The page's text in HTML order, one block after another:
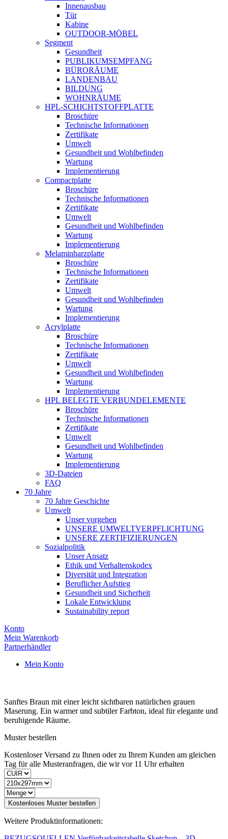
Innenausbau
Tür
Kabine
OUTDOOR-MÖBEL
Segment
Gesundheit
PUBLIKUMSEMPFANG
BÜRORÄUME
LANDENBAU
BILDUNG
WOHNRÄUME
HPL-SCHICHTSTOFFPLATTE
Broschüre
Technische Informationen
Zertifikate
Umwelt
Gesundheit und Wohlbefinden
Wartung
Implementierung
Compactplatte
Broschüre
Technische Informationen
Zertifikate
Umwelt
Gesundheit und Wohlbefinden
Wartung
Implementierung
Melaminharzplatte
Broschüre
Technische Informationen
Zertifikate
Umwelt
Gesundheit und Wohlbefinden
Wartung
Implementierung
Acrylplatte
Broschüre
Technische Informationen
Zertifikate
Umwelt
Gesundheit und Wohlbefinden
Wartung
Implementierung
HPL BELEGTE VERBUNDELEMENTE
Broschüre
Technische Informationen
Zertifikate
Umwelt
Gesundheit und Wohlbefinden
Wartung
Implementierung
3D-Dateien
FAQ
70 Jahre
70 Jahre Geschichte
Umwelt
Unser vorgehen
UNSERE UMWELTVERPFLICHTUNG
UNSERE ZERTIFIZIERUNGEN
Sozialpolitik
Unser Ansatz
Ethik und Verhaltenskodex
Diversität und Integration
Beruflicher Aufstieg
Gesundheit und Sicherheit
Lokale Entwicklung
Sustainability report
Konto
Mein Warenkorb
Partnerhändler
Mein Konto
Sanftes Braun mit einer leicht sichtbaren natürlichen grauen
Maserung. Ein warmer und subtiler Farbton, ideal für elegante und
beruhigende Räume.
Muster bestellen
Kostenloser Versand zu Ihnen oder zu Ihrem Kunden am gleichen
Tag für alle Musteranfragen, die wir vor 11 Uhr erhalten
Kostenloses Muster bestellen
Weitere Produktinformationen: